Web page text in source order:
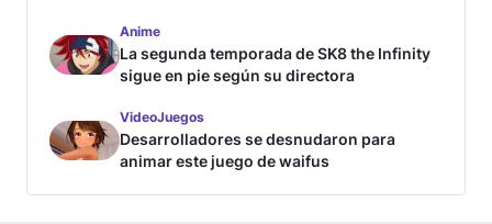
Anime
La segunda temporada de SK8 the Infinity
sigue en pie según su directora
VideoJuegos
Desarrolladores se desnudaron para
animar este juego de waifus